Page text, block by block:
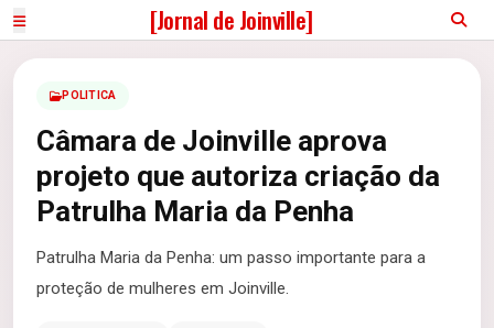
[Jornal de Joinville]
POLITICA
Câmara de Joinville aprova
projeto que autoriza criação da
Patrulha Maria da Penha
Patrulha Maria da Penha: um passo importante para a
proteção de mulheres em Joinville.